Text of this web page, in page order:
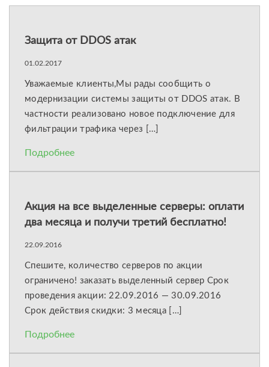
Защита от DDOS атак
01.02.2017
Уважаемые клиенты,Мы рады сообщить о
модернизации системы защиты от DDOS атак. В
частности реализовано новое подключение для
фильтрации трафика через […]
Подробнее
Акция на все выделенные серверы: оплати
два месяца и получи третий бесплатно!
22.09.2016
Спешите, количество серверов по акции
ограничено! заказать выделенный сервер Cрок
проведения акции: 22.09.2016 — 30.09.2016
Срок действия скидки: 3 месяца […]
Подробнее